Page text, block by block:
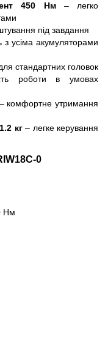
450 Нм– легко
під завдання
з усіма акумуляторами
стандартних головок
роботи в умовах
– комфортне утримання
кг– легке керування
0
Нм